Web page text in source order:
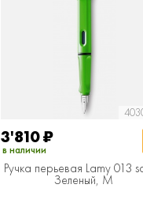
3'810₽
в наличии
Ручка перьевая Lamy 013
Зеленый, M